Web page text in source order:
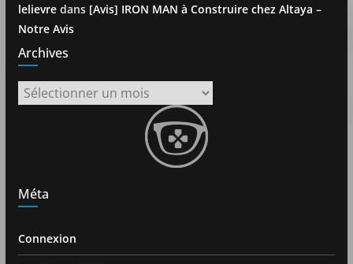
lelievredans [Avis] IRON MAN à Construire chez Altaya –
Notre Avis
Archives
Archives
Méta
Connexion